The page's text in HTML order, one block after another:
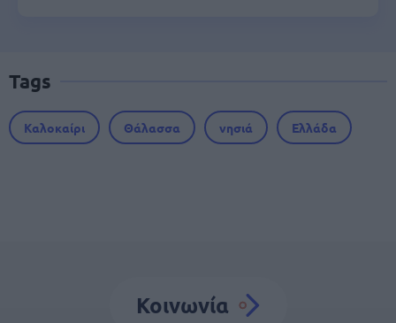
Tags
Καλοκαίρι Θάλασσα νησιά Ελλάδα
Κοινωνία